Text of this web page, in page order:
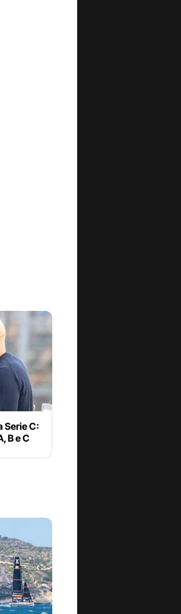
Serie C:
B e C